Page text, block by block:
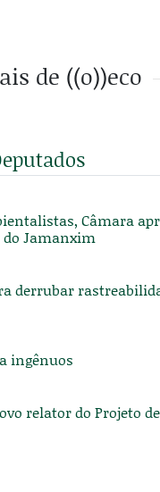
de ((o))eco
Câmara
Jamanxim
derrubar
ingênuos
relator do Projeto